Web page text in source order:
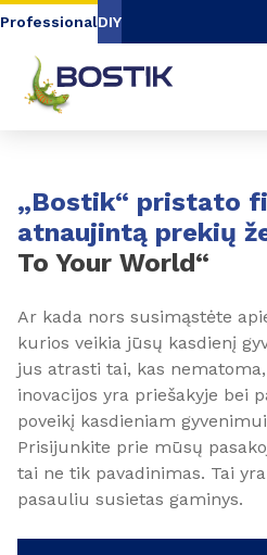
Go to content
ProfessionalDIY
„Bostik“ pristato
atnaujintą prekių
To Your World“
Ar kada nors susimąstėte
kurios veikia jūsų kasdienį
jus atrasti tai, kas
inovacijos yra priešakyje bei
poveikį kasdieniam
Prisijunkite prie mūsų
tai ne tik pavadinimas. Tai
pasauliu susietas gaminys.